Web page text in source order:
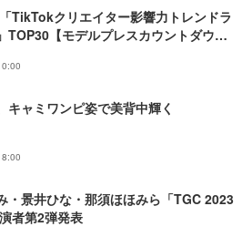
TikTokクリエイター影響力トレンドラ
TOP30【モデルプレスカウントダウ
キャミワンピ姿で美背中輝く
・景井ひな・那須ほほみら「TGC 2023
者第2弾発表